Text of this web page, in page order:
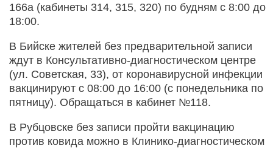
166а (кабинеты 314, 315, 320) по будням с 8:00 до
18:00.
В Бийске жителей без предварительной записи
ждут в Консультативно-диагностическом центре
(ул. Советская, 33), от коронавирусной инфекции
вакцинируют с 08:00 до 16:00 (с понедельника по
пятницу). Обращаться в кабинет №118.
В Рубцовске без записи пройти вакцинацию
против ковида можно в Клинико-диагностическом